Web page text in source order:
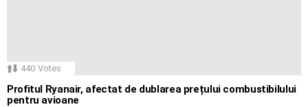
440 Votes
Profitul Ryanair, afectat de dublarea prețului combustibilului
pentru avioane